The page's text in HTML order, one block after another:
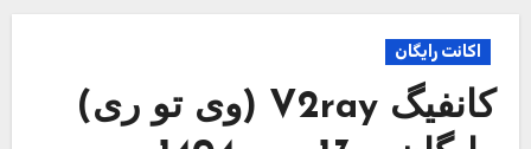
اکانت رایگان
کانفیگ V2ray (وی تو ری)